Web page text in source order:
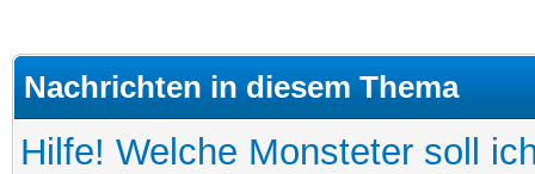
Nachrichten in diesem Thema
Hilfe! Welche Monsteter soll